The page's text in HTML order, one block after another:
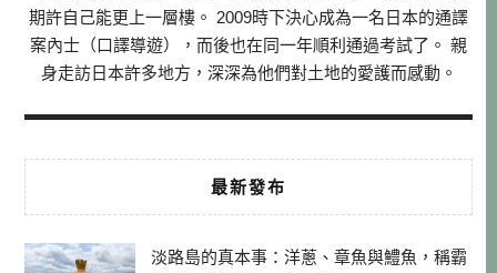
期許自己能更上一層樓。 2009時下決心成為一名日本的通譯
案內士（口譯導遊），而後也在同一年順利通過考試了。 親
身走訪日本許多地方，深深為他們對土地的愛護而感動。
最新發布
淡路島的真本事：洋蔥、章魚與鱧魚，稱霸